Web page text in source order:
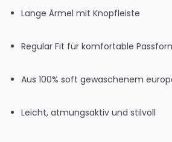
Lange Ärmel mit Knopfleiste
Regular Fit für komfortable
Aus 100% soft gewaschenem
Leicht, atmungsaktiv und stilvoll